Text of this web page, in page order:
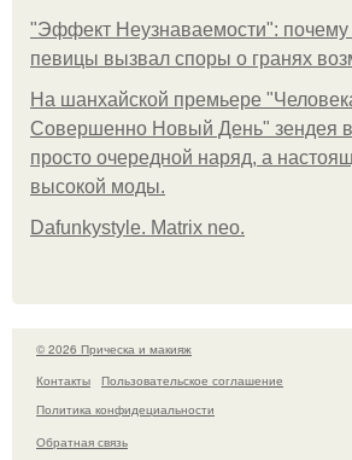
"Эффект Неузнаваемости":
певицы вызвал споры о гранях
На шанхайской премьере
Совершенно Новый День" зендея
просто очередной наряд, а
высокой моды.
Dafunkystyle. Matrix neo.
© 2026 Прическа и макияж
Контакты
Пользовательское соглашение
Политика конфидециальности
Обратная связь